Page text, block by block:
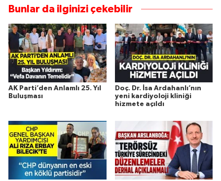
Bunlar da ilginizi çekebilir
AK Parti’den Anlamlı 25. Yıl
Buluşması
Doç. Dr. İsa Ardahanlı’nın
yeni kardiyoloji kliniği
hizmete açıldı